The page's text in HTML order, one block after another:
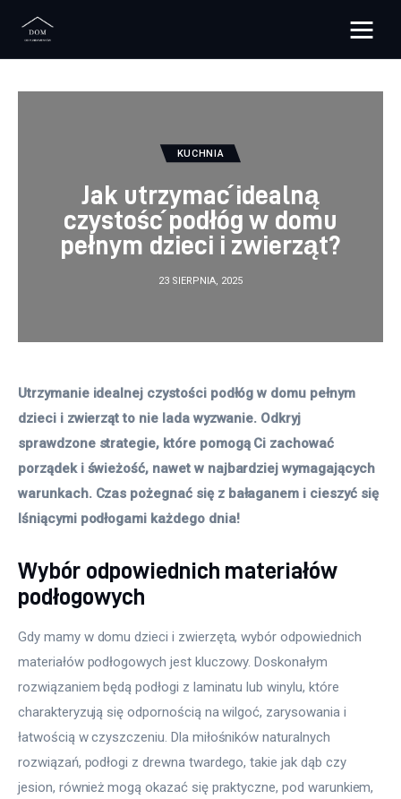
Bloggers Unite
Materiały budowlane
Meble
Ściany
Oświetlenie
Remont
Meble
KUCHNIA
Jak utrzymać idealną
czystość podłóg w domu
pełnym dzieci i zwierząt?
23 SIERPNIA, 2025
Utrzymanie idealnej czystości podłóg w domu pełnym
dzieci i zwierząt to nie lada wyzwanie. Odkryj
sprawdzone strategie, które pomogą Ci zachować
porządek i świeżość, nawet w najbardziej wymagających
warunkach. Czas pożegnać się z bałaganem i cieszyć się
lśniącymi podłogami każdego dnia!
Wybór odpowiednich materiałów
podłogowych
Gdy mamy w domu dzieci i zwierzęta, wybór odpowiednich
materiałów podłogowych jest kluczowy. Doskonałym
rozwiązaniem będą podłogi z laminatu lub winylu, które
charakteryzują się odpornością na wilgoć, zarysowania i
łatwością w czyszczeniu. Dla miłośników naturalnych
rozwiązań, podłogi z drewna twardego, takie jak dąb czy
jesion, również mogą okazać się praktyczne, pod warunkiem,